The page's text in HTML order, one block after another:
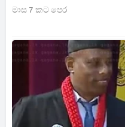
මාස 7 කට පෙර